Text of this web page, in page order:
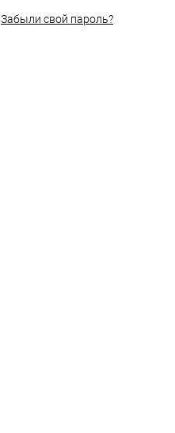
Забыли свой пароль?